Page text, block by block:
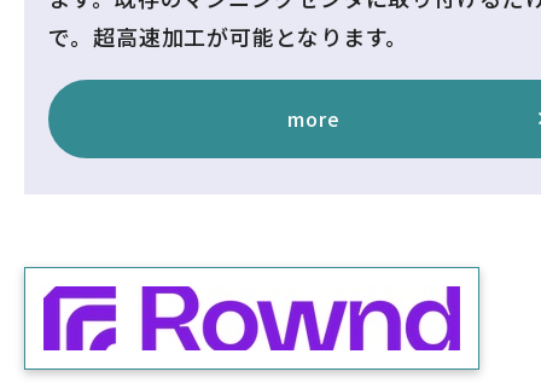
で。超高速加工が可能となります。
more